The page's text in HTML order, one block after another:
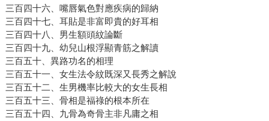
三百四十六、嘴唇氣色對應疾病的歸納
三百四十七、耳貼是非富即貴的好耳相
三百四十八、男生額頭紋論斷
三百四十九、幼兒山根浮顯青筋之解讀
三百五十、異路功名的相理
三百五十一、女生法令紋既深又長秀之解說
三百五十二、生男機率比較大的女生長相
三百五十三、骨相是福祿的根本所在
三百五十四、九骨為奇骨主非凡庸之相